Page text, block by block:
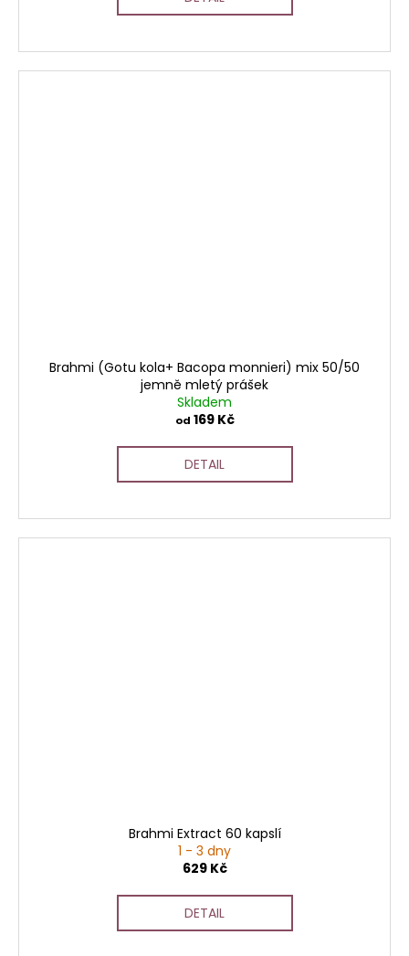
Brahmi (Gotu kola+ Bacopa monnieri) mix 50/50
jemně mletý prášek
Skladem
od 169 Kč
DETAIL
Brahmi Extract 60 kapslí
1 - 3 dny
629 Kč
DETAIL